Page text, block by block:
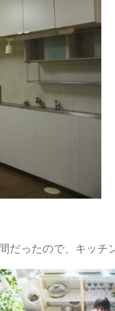
だったので、キッチ